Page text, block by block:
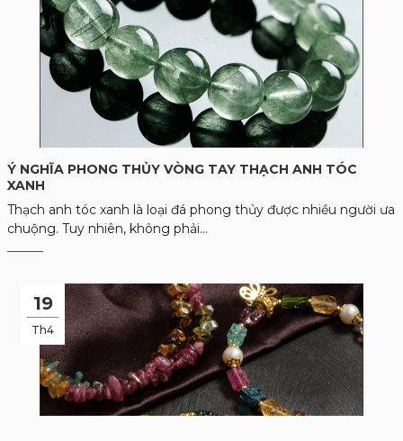
Ý NGHĨA PHONG THỦY VÒNG TAY THẠCH ANH TÓC
XANH
Thạch anh tóc xanh là loại đá phong thủy được nhiều người ưa
chuộng. Tuy nhiên, không phải...
19
Th4